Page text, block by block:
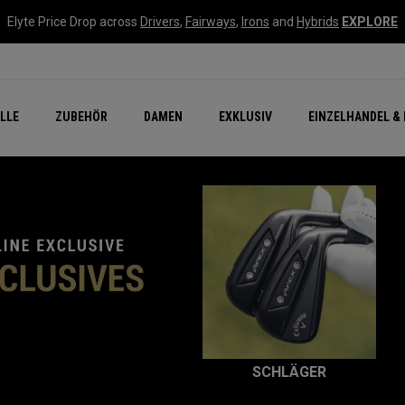
Elyte Price Drop across Drivers, Fairways, Irons and Hybrids EXPLORE
ZUBEHÖR DAMEN EXKLUSIV EINZELHANDEL
Neu – Quantum
Neu Chrome Tour
Zubehör
NEW Golf Bags
New - REVA Complete
Online Selector Tools
SCHLÄGER